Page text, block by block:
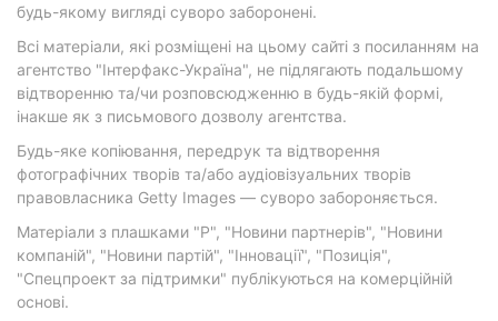
будь-якому вигляді суворо заборонені.
Всі матеріали, які розміщені на цьому сайті з посиланням на
агентство "Інтерфакс-Україна", не підлягають подальшому
відтворенню та/чи розповсюдженню в будь-якій формі,
інакше як з письмового дозволу агентства.
Будь-яке копіювання, передрук та відтворення
фотографічних творів та/або аудіовізуальних творів
правовласника Getty Images — суворо забороняється.
Матеріали з плашками "Р", "Новини партнерів", "Новини
компаній", "Новини партій", "Інновації", "Позиція",
"Спецпроект за підтримки" публікуються на комерційній
основі.